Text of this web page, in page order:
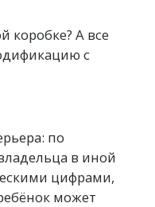
коробке? А все
с
по
в иной
цифрами,
может